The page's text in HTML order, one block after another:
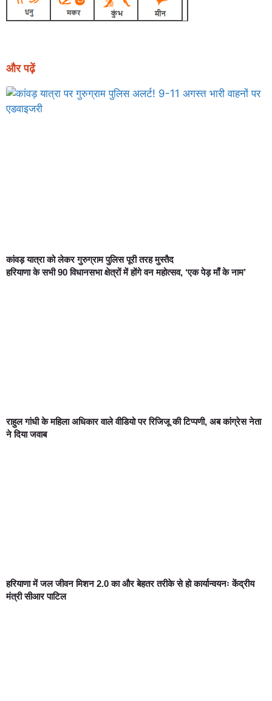
और पढ़ें
कांवड़ यात्रा को लेकर गुरुग्राम पुलिस पूरी तरह मुस्तैद
हरियाणा के सभी 90 विधानसभा क्षेत्रों में होंगे वन महोत्सव, ‘एक पेड़ माँ के नाम’
राहुल गांधी के महिला अधिकार वाले वीडियो पर रिजिजू की टिप्पणी, अब कांग्रेस नेता
ने दिया जवाब
हरियाणा में जल जीवन मिशन 2.0 का और बेहतर तरीके से हो कार्यान्वयनः केंद्रीय
मंत्री सीआर पाटिल